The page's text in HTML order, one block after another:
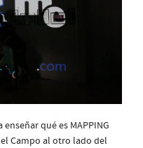
qué es MAPPING
Campo al otro lado del